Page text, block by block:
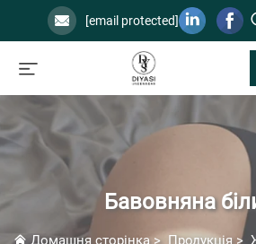
[email protected]
Бавовняна
Домашня сторінка > Продукція>